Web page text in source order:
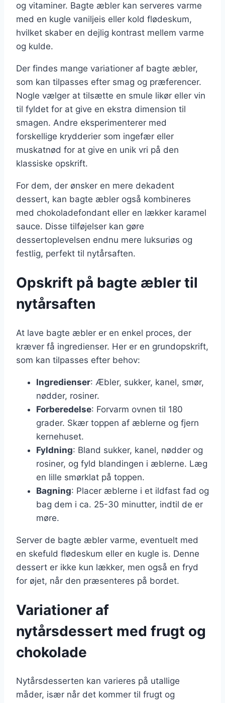
og vitaminer. Bagte æbler kan serveres varme
med en kugle vaniljeis eller kold flødeskum,
hvilket skaber en dejlig kontrast mellem varme
og kulde.
Der findes mange variationer af bagte æbler,
som kan tilpasses efter smag og præferencer.
Nogle vælger at tilsætte en smule likør eller vin
til fyldet for at give en ekstra dimension til
smagen. Andre eksperimenterer med
forskellige krydderier som ingefær eller
muskatnød for at give en unik vri på den
klassiske opskrift.
For dem, der ønsker en mere dekadent
dessert, kan bagte æbler også kombineres
med chokoladefondant eller en lækker karamel
sauce. Disse tilføjelser kan gøre
dessertoplevelsen endnu mere luksuriøs og
festlig, perfekt til nytårsaften.
Opskrift på bagte æbler til
nytårsaften
At lave bagte æbler er en enkel proces, der
kræver få ingredienser. Her er en grundopskrift,
som kan tilpasses efter behov:
Ingredienser: Æbler, sukker, kanel, smør,
nødder, rosiner.
Forberedelse: Forvarm ovnen til 180
grader. Skær toppen af æblerne og fjern
kernehuset.
Fyldning: Bland sukker, kanel, nødder og
rosiner, og fyld blandingen i æblerne. Læg
en lille smørklat på toppen.
Bagning: Placer æblerne i et ildfast fad og
bag dem i ca. 25-30 minutter, indtil de er
møre.
Server de bagte æbler varme, eventuelt med
en skefuld flødeskum eller en kugle is. Denne
dessert er ikke kun lækker, men også en fryd
for øjet, når den præsenteres på bordet.
Variationer af
nytårsdessert med frugt og
chokolade
Nytårsdesserten kan varieres på utallige
måder, især når det kommer til frugt og